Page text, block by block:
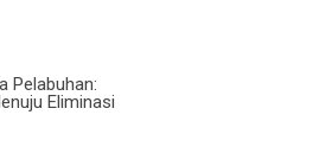
Pelabuhan:
Eliminasi